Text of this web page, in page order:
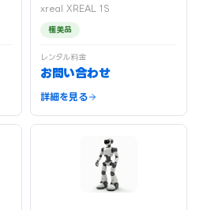
xreal XREAL 1S
極美品
レンタル料金
お問い合わせ
詳細を見る